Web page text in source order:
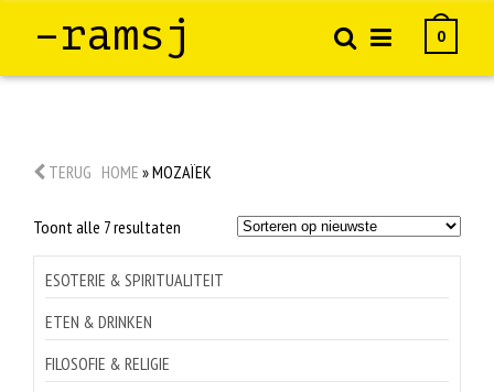
–ramsj 0
TERUG HOME »MOZAÏEK
Toont alle 7 resultaten Gesorteerd
nieuwste
ESOTERIE & SPIRITUALITEIT
ETEN & DRINKEN
FILOSOFIE & RELIGIE